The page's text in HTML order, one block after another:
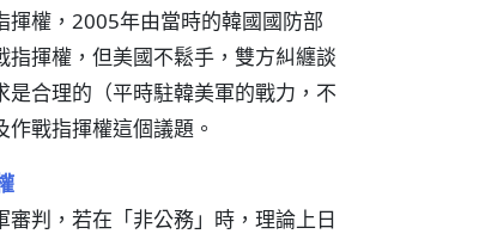
權，2005年由當時的韓國國防部
揮權，但美國不鬆手，雙方糾纏談
合理的（平時駐韓美軍的戰力，不
戰指揮權這個議題。
判，若在「非公務」時，理論上日